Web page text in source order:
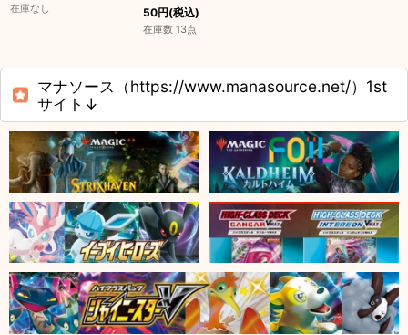
在庫なし
50円(税込)
在庫数 13点
マナソース（https://www.manasource.net/）1st
サイト↓